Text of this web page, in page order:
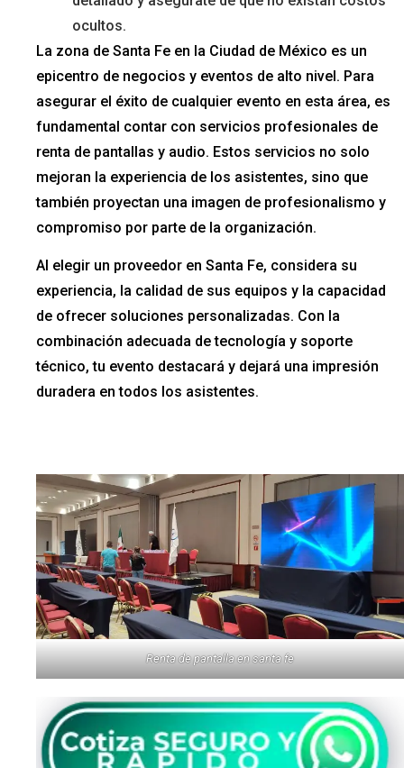
ocultos.
La zona de Santa Fe en la Ciudad de México es un
epicentro de negocios y eventos de alto nivel. Para
asegurar el éxito de cualquier evento en esta área, es
fundamental contar con servicios profesionales de
renta de pantallas y audio. Estos servicios no solo
mejoran la experiencia de los asistentes, sino que
también proyectan una imagen de profesionalismo y
compromiso por parte de la organización.
Al elegir un proveedor en Santa Fe, considera su
experiencia, la calidad de sus equipos y la capacidad
de ofrecer soluciones personalizadas. Con la
combinación adecuada de tecnología y soporte
técnico, tu evento destacará y dejará una impresión
duradera en todos los asistentes.
Renta de pantalla en santa fe